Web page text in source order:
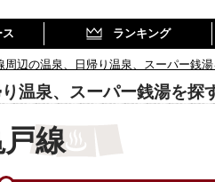
ランキング
辺の温泉、日帰り温泉、スーパー銭湯
温泉、スーパー銭湯を探
線